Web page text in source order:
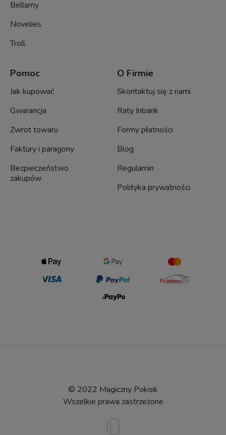
Bellamy
Novelies
Troll
Pomoc
Jak kupować
Gwarancja
Zwrot towaru
Faktury i paragony
Bezpieczeństwo
zakupów
O Firmie
Skontaktuj się z nami
Raty Inbank
Formy płatności
Blog
Regulamin
Polityka prywatności
© 2022 Magiczny Pokoik
Wszelkie prawa zastrzeżone